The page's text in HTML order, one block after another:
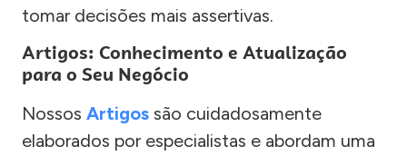
tomar decisões mais assertivas.
Artigos: Conhecimento e Atualização
para o Seu Negócio
Nossos Artigos são cuidadosamente
elaborados por especialistas e abordam uma